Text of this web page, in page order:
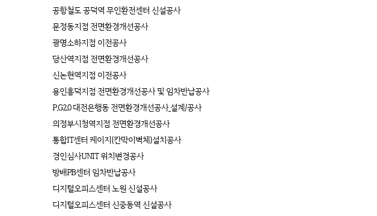
공항철도 공덕역 무인환전센터 신설공사
문정동지점 전면환경개선공사
광명소하지점 이전공사
당산역지점 전면환경개선공사
신논현역지점 이전공사
용인흥덕지점 전면환경개선공사 및 임차반납공사
P.G2.0 대전은행동 전면환경개선공사_설계/공사
의정부시청역지점 전면환경개선공사
통합IT센터 케이지(칸막이벽체)설치공사
경인심사UNIT 위치변경공사
방배PB센터 임차반납공사
디지털오피스센터 노원 신설공사
디지털오피스센터 신중동역 신설공사